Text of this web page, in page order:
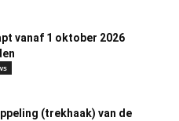
vanaf 1 oktober 2026
(trekhaak) van de